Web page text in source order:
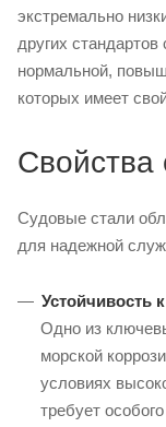
экстремально
других
нормальной,
которых имеет
Свойства
Судовые стали
для надежной
Устойчивость
Одно из
морской
условиях
требует